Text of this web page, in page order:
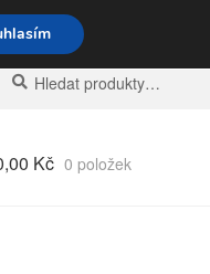
494 494
Kč 0 položek